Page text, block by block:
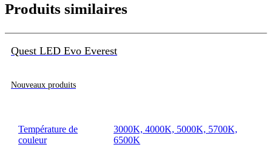
Produits similaires
Quest LED Evo Everest
Nouveaux produits
Température de
couleur
3000K, 4000K, 5000K, 5700K,
6500K